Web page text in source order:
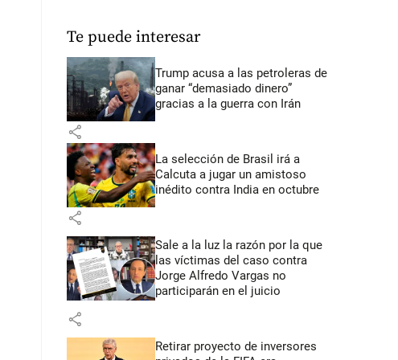
Te puede interesar
Trump acusa a las petroleras de
ganar “demasiado dinero”
gracias a la guerra con Irán
share
La selección de Brasil irá a
Calcuta a jugar un amistoso
inédito contra India en octubre
share
Sale a la luz la razón por la que
las víctimas del caso contra
Jorge Alfredo Vargas no
participarán en el juicio
share
Retirar proyecto de inversores